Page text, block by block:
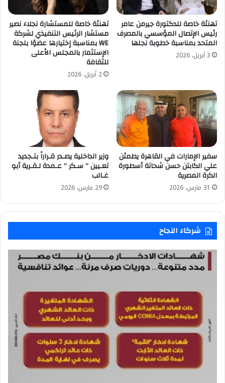
تهنئة خاصة للدكتورة جيرمن عامر
رئيس الإتصال المؤسسي بالمصرف
المتحد بمناسبة خطوبة نجلها
3 أبريل، 2026
تهنئة خاصة للمستشارة نجلاء نصير
مستشار الرئيس التنفيذي لشركة
WE بمناسبة إختيارها عضوًا بلجنة
الإستثمار بالمجلس الأعلى
للثقافة
2 أبريل، 2026
سفير الإمارات في القاهرة يطمئن
علي الكابتن حسن شحاتة أسطورة
الكرة المصرية
31 مارس، 2026
وزير الداخلية يصـدر قـراراً بتـجديد
تعـيين ” سـكر ” عـمدة لـقـرية أبو
غـالب
29 مارس، 2026
شركاء النجاح